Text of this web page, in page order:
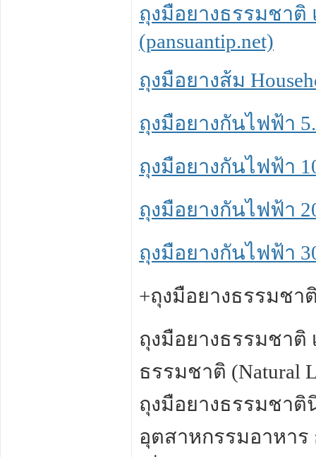
ถุงมือยางธรรมชาติ
(pansuantip.net)
ถุงมือยางส้ม
ถุงมือยางกันไฟฟ้า
ถุงมือยางกันไฟฟ้า
ถุงมือยางกันไฟฟ้า
ถุงมือยางกันไฟฟ้า
+ถุงมือยางธรรมชา
ถุงมือยางธรรมชา
ธรรมชาติ
ถุงมือยางธรรมชา
อุตสาหกรรมอาหา